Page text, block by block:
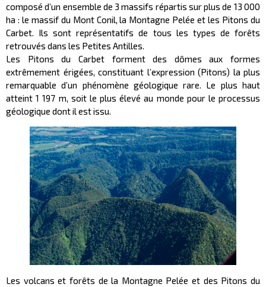
composé d’un ensemble de 3 massifs répartis sur plus de 13 000
ha : le massif du Mont Conil, la Montagne Pelée et les Pitons du
Carbet. Ils sont représentatifs de tous les types de forêts
retrouvés dans les Petites Antilles.
Les Pitons du Carbet forment des dômes aux formes
extrêmement érigées, constituant l’expression (Pitons) la plus
remarquable d’un phénomène géologique rare. Le plus haut
atteint 1 197 m, soit le plus élevé au monde pour le processus
géologique dont il est issu.
Les volcans et forêts de la Montagne Pelée et des Pitons du